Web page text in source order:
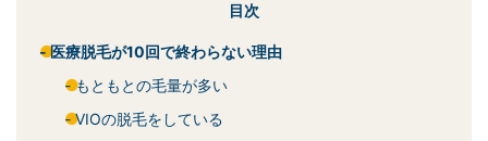
目次
医療脱毛が10回で終わらない理由
もともとの毛量が多い
VIOの脱毛をしている